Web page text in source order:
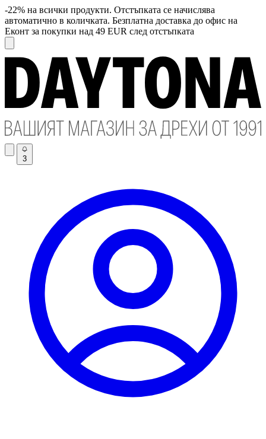
-22% на всички продукти. Отстъпката се начислява
автоматично в количката. Безплатна доставка до офис на
Еконт за покупки над 49 EUR след отстъпката
3